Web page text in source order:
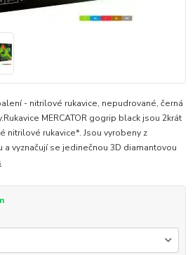
- nitrilové rukavice, nepudrované, černá
MERCATOR gogrip black jsou 2krát
nitrilové rukavice*. Jsou vyrobeny z
vyznačují se jedinečnou 3D diamantovou